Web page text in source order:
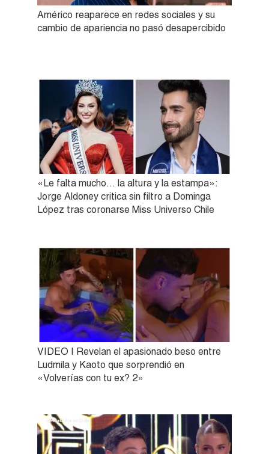
Américo reaparece en redes sociales y su
cambio de apariencia no pasó desapercibido
«Le falta mucho… la altura y la estampa»:
Jorge Aldoney critica sin filtro a Dominga
López tras coronarse Miss Universo Chile
VIDEO | Revelan el apasionado beso entre
Ludmila y Kaoto que sorprendió en
«Volverías con tu ex? 2»